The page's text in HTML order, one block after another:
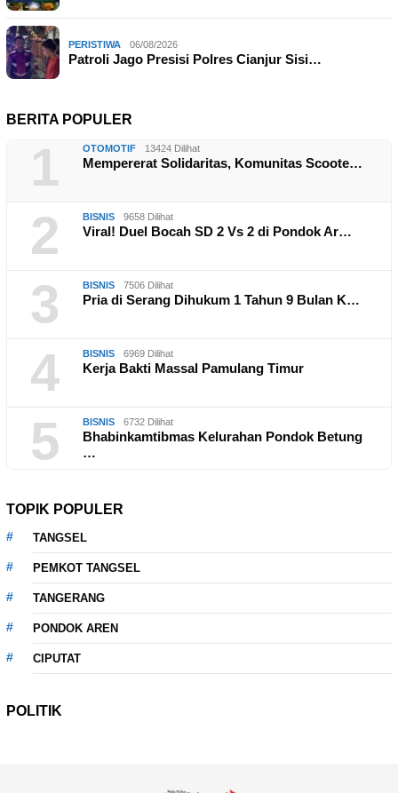
PERISTIWA 06/08/2026
Patroli Jago Presisi Polres Cianjur Sisi…
BERITA POPULER
1 OTOMOTIF 13424 Dilihat
Mempererat Solidaritas, Komunitas Scoote…
2 BISNIS 9658 Dilihat
Viral! Duel Bocah SD 2 Vs 2 di Pondok Ar…
3 BISNIS 7506 Dilihat
Pria di Serang Dihukum 1 Tahun 9 Bulan K…
4 BISNIS 6969 Dilihat
Kerja Bakti Massal Pamulang Timur
5 BISNIS 6732 Dilihat
Bhabinkamtibmas Kelurahan Pondok Betung
…
TOPIK POPULER
TANGSEL
PEMKOT TANGSEL
TANGERANG
PONDOK AREN
CIPUTAT
POLITIK